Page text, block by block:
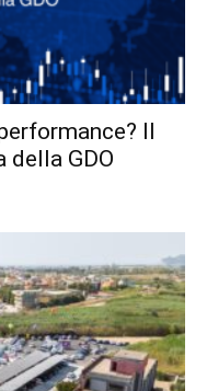
Il
della GDO